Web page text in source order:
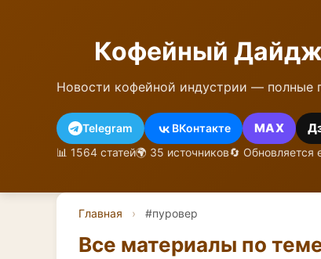
Кофейный
Новости кофейной индустрии — полные
Telegram ВКонтакте MAX
📊 1564 статей🌍 35 источников🔄 Обновляется
Главная › #пуровер
Все материалы по